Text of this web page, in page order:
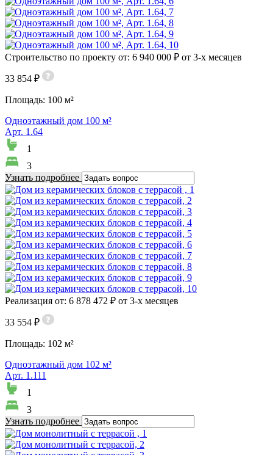
Строительство по проекту от: 6 940 000 ₽ от 3-х месяцев
33 854 ₽
Площадь: 100 м²
Одноэтажный дом 100 м²
Арт. 1.64
1
3
Узнать подробнее
Реализация от: 6 878 472 ₽ от 3-х месяцев
33 554 ₽
Площадь: 102 м²
Одноэтажный дом 102 м²
Арт. 1.111
1
3
Узнать подробнее